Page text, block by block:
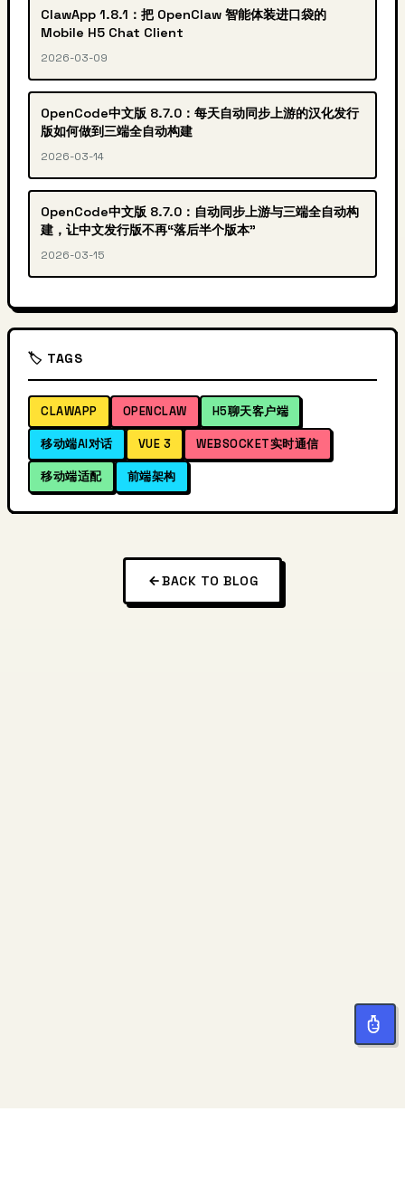
ClawApp 1.8.1：把 OpenClaw 智能体装进口袋的
Mobile H5 Chat Client
2026-03-09
OpenCode中文版 8.7.0：每天自动同步上游的汉化发行
版如何做到三端全自动构建
2026-03-14
OpenCode中文版 8.7.0：自动同步上游与三端全自动构
建，让中文发行版不再“落后半个版本”
2026-03-15
🏷️ TAGS
CLAWAPP OPENCLAW H5聊天客户端
移动端AI对话 VUE 3 WEBSOCKET实时通信
移动端适配 前端架构
BACK TO BLOG